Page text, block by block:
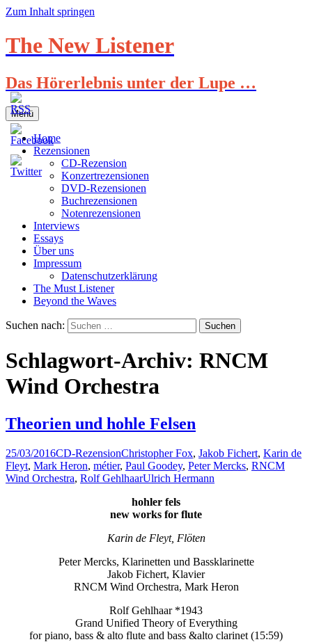
Zum Inhalt springen
The New Listener
Das Hörerlebnis unter der Lupe …
Menü
Home
Rezensionen
CD-Rezension
Konzertrezensionen
DVD-Rezensionen
Buchrezensionen
Notenrezensionen
Interviews
Essays
Über uns
Impressum
Datenschutzerklärung
The Must Listener
Beyond the Waves
Suchen nach:
Schlagwort-Archiv: RNCM
Wind Orchestra
Theorien und hohle Felsen
25/03/2016CD-RezensionChristopher Fox, Jakob Fichert, Karin de
Fleyt, Mark Heron, métier, Paul Goodey, Peter Mercks, RNCM
Wind Orchestra, Rolf GehlhaarUlrich Hermann
hohler fels
new works for flute
Karin de Fleyt, Flöten
Peter Mercks, Klarinetten und Bassklarinette
Jakob Fichert, Klavier
RNCM Wind Orchestra, Mark Heron
Rolf Gehlhaar *1943
Grand Unified Theory of Everything
for piano, bass & alto flute and bass &alto clarinet (15:59)